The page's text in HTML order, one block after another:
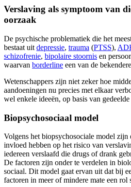
Verslaving als symptoom van
oorzaak
De psychische problematiek die het
bestaat uit depressie, trauma (PTSS),
schizofrenie, bipolaire stoornis en
waarvan borderline een van de
Wetenschappers zijn niet zeker hoe
aandoeningen nu precies met elkaar
wel enkele ideeën, op basis van
Biopsychosociaal model
Volgens het biopsychosociale model zijn
invloed hebben op het risico van
iedereen verslaafd die drugs of drank
De factoren zijn onder te verdelen in
sociaal. Dit model gaat ervan uit dat bij
factoren in meer of mindere mate een rol